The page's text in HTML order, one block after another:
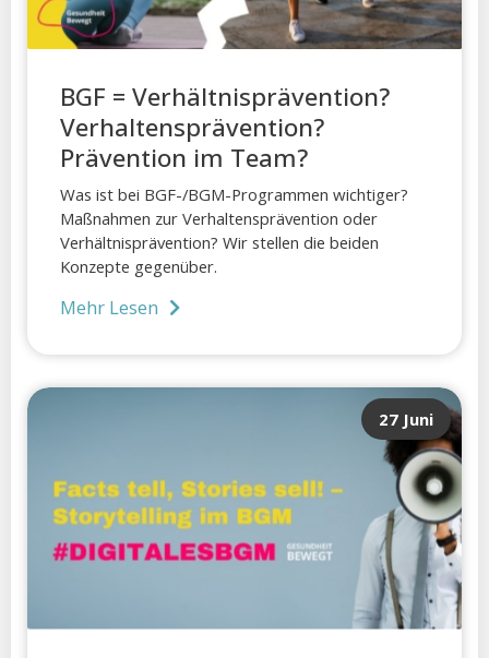
BGF = Verhältnisprävention?
Verhaltensprävention?
Prävention im Team?
Was ist bei BGF-/BGM-Programmen wichtiger?
Maßnahmen zur Verhaltensprävention oder
Verhältnisprävention? Wir stellen die beiden
Konzepte gegenüber.
Mehr Lesen
27 Juni